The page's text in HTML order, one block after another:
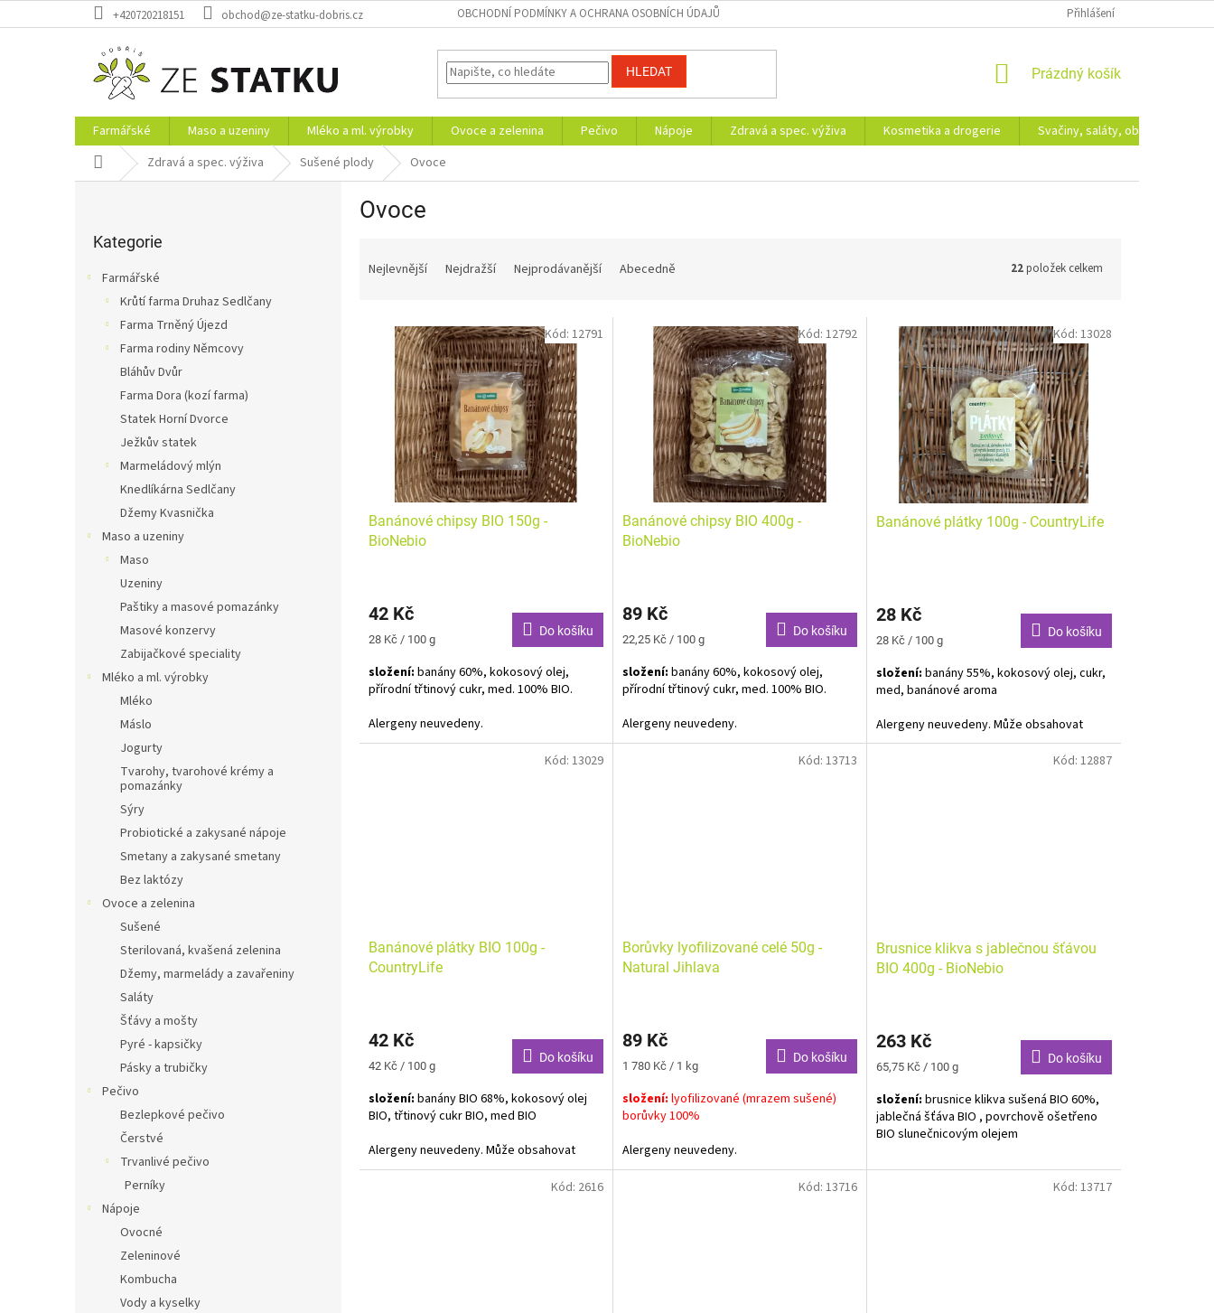
na
+420720218151 obchod@ze-statku-dobris.cz OBCHODNÍ PODMÍNKY A OCHRANA OSOBNÍCH ÚDAJŮ Přihlášení
HLEDAT
NÁKUPNÍ
Prázdný košík
Farmářské Maso a uzeniny Mléko a ml. výrobky Ovoce a zelenina Pečivo Nápoje Zdravá a spec. výživa Kosmetika a drogerie Svačiny, saláty, obědy
Domů Zdravá a spec. výživa Sušené plody Ovoce
kategorie
Kategorie
Farmářské
Krůtí farma Druhaz Sedlčany
Farma Trněný Újezd
Farma rodiny Němcovy
Bláhův Dvůr
Farma Dora (kozí farma)
Statek Horní Dvorce
Ježkův statek
Marmeládový mlýn
Knedlíkárna Sedlčany
Džemy Kvasnička
Maso a uzeniny
Maso
Uzeniny
Paštiky a masové pomazánky
Masové konzervy
Zabijačkové speciality
Mléko a ml. výrobky
Mléko
Máslo
Jogurty
Tvarohy, tvarohové krémy a
pomazánky
Sýry
Probiotické a zakysané nápoje
Smetany a zakysané smetany
Bez laktózy
Ovoce a zelenina
Sušené
Sterilovaná, kvašená zelenina
Džemy, marmelády a zavařeniny
Saláty
Šťávy a mošty
Pyré - kapsičky
Pásky a trubičky
Pečivo
Bezlepkové pečivo
Čerstvé
Trvanlivé pečivo
Perníky
Nápoje
Ovocné
Zeleninové
Kombucha
Vody a kyselky
Ovoce
Nejlevnější Nejdražší Nejprodávanější Abecedně 22položek celkem
Banánové chipsy BIO 150g -
BioNebio
42 Kč
Měrná
28 Kč / 100 g
Do košíku
složení: banány 60%, kokosový olej,
přírodní třtinový cukr, med. 100% BIO.
Alergeny neuvedeny.
Kód: 12791
Banánové chipsy BIO 400g -
BioNebio
89 Kč
Měrná
22,25 Kč / 100 g
Do košíku
složení: banány 60%, kokosový olej,
přírodní třtinový cukr, med. 100% BIO.
Alergeny neuvedeny.
Kód: 12792
Banánové plátky 100g - CountryLife
28 Kč
Měrná
28 Kč / 100 g
Do košíku
složení: banány 55%, kokosový olej, cukr,
med, banánové aroma
Alergeny neuvedeny. Může obsahovat
stopy lepku, arašídů, sóji, skořápkových
Kód: 13028
Banánové plátky BIO 100g -
CountryLife
42 Kč
Měrná
42 Kč / 100 g
Do košíku
složení: banány BIO 68%, kokosový olej
BIO, třtinový cukr BIO, med BIO
Alergeny neuvedeny. Může obsahovat
stopy lepku, arašídů, sóji, skořápkových
Kód: 13029
Borůvky lyofilizované celé 50g -
Natural Jihlava
89 Kč
Měrná
1 780 Kč / 1 kg
Do košíku
složení: lyofilizované (mrazem sušené)
borůvky 100%
Alergeny neuvedeny.
Kód: 13713
Brusnice klikva s jablečnou šťávou
BIO 400g - BioNebio
263 Kč
Měrná
65,75 Kč / 100 g
Do košíku
složení: brusnice klikva sušená BIO 60%,
jablečná šťáva BIO , povrchově ošetřeno
BIO slunečnicovým olejem
Alergeny neuvedeny.
Kód: 12887
Kód: 2616 Kód: 13716 Kód: 13717